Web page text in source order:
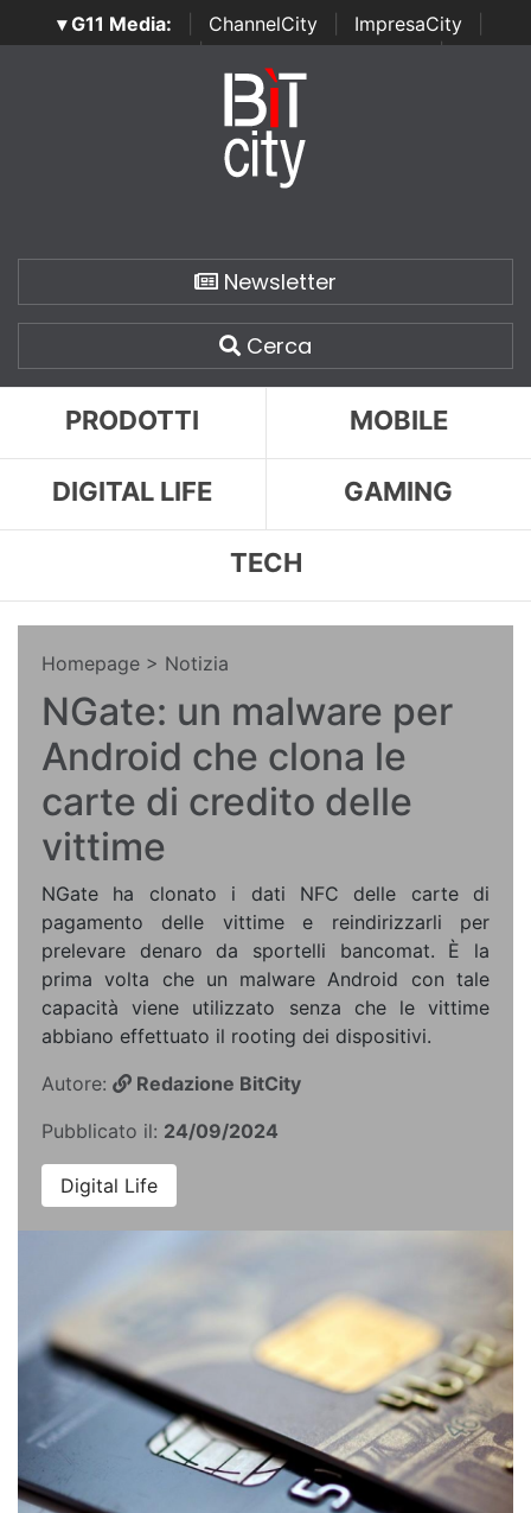
▾ G11 Media: ChannelCity ImpresaCity
SecurityOpenLab | Italian Channel Awards | Italian
Italian Security Awards
Newsletter
Cerca
PRODOTTI MOBILE
DIGITAL LIFE GAMING
TECH
Homepage > Notizia
NGate: un malware per
Android che clona le
carte di credito delle
vittime
NGate ha clonato i dati NFC delle carte di
pagamento delle vittime e reindirizzarli per
prelevare denaro da sportelli bancomat. È la
prima volta che un malware Android con tale
capacità viene utilizzato senza che le vittime
abbiano effettuato il rooting dei dispositivi.
Autore:
Redazione BitCity
Pubblicato il: 24/09/2024
Digital Life